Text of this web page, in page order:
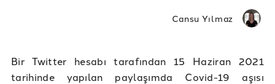
Cansu Yılmaz
Bir Twitter hesabı tarafından 15 Haziran 2021
tarihinde yapılan paylaşımda Covid-19 aşısı